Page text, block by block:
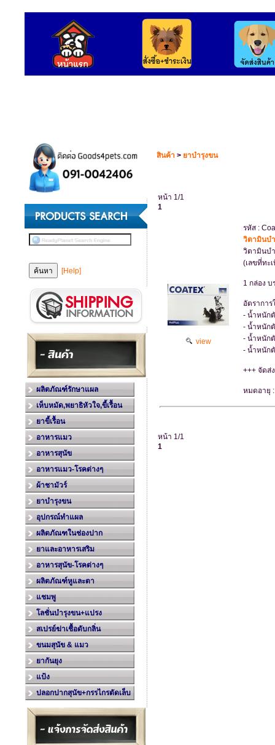
[Help]
ผลิตภัณฑ์รักษาแผล
เห็บหมัด,พยาธิหัวใจ,ขี้เรื้อน
ยาขี้เรื้อน
อาหารแมว
อาหารสุนัข
อาหารแมว-โรคต่างๆ
ผ้าชามัวร์
ยาบำรุงขน
อุปกรณ์ทำแผล
ผลิตภัณฑในช่องปาก
ยาและอาหารเสริม
อาหารสุนัข-โรคต่างๆ
ผลิตภัณฑ์หูและตา
แชมพู
โลชั่นบำรุงขน+แปรง
สเปรย์ฆ่าเชื้อดับกลิ่น
ขนมสุนัข & แมว
ยากันยุง
แป้ง
ปลอกปากสุนัข+กรรไกรตัดเล็บ
สินค้า > ยาบำรุงขน
หน้า 1/1
1
view
รหัส :
วิตามินบ
วิตามินบำ
(เลขที่ทะ
1 กล่อง
อัตราการ
- น้ำหนัก
- น้ำหนัก
- น้ำหนัก
- น้ำหนัก
+++ จัดส่
หมดอายุ
หน้า 1/1
1